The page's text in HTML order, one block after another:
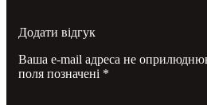
Додати відгук
Ваша e-mail адреса не
поля позначені *